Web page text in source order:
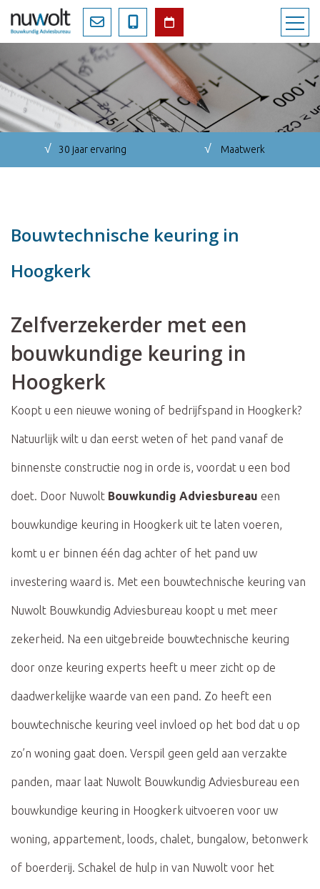
√ 30 jaar ervaring √ Maatwerk
Bouwtechnische keuring in
Hoogkerk
Zelfverzekerder met een
bouwkundige keuring in
Hoogkerk
Koopt u een nieuwe woning of bedrijfspand in Hoogkerk?
Natuurlijk wilt u dan eerst weten of het pand vanaf de
binnenste constructie nog in orde is, voordat u een bod
doet. Door Nuwolt Bouwkundig Adviesbureau een
bouwkundige keuring in Hoogkerk uit te laten voeren,
komt u er binnen één dag achter of het pand uw
investering waard is. Met een bouwtechnische keuring van
Nuwolt Bouwkundig Adviesbureau koopt u met meer
zekerheid. Na een uitgebreide bouwtechnische keuring
door onze keuring experts heeft u meer zicht op de
daadwerkelijke waarde van een pand. Zo heeft een
bouwtechnische keuring veel invloed op het bod dat u op
zo’n woning gaat doen. Verspil geen geld aan verzakte
panden, maar laat Nuwolt Bouwkundig Adviesbureau een
bouwkundige keuring in Hoogkerk uitvoeren voor uw
woning, appartement, loods, chalet, bungalow, betonwerk
of boerderij. Schakel de hulp in van Nuwolt voor het